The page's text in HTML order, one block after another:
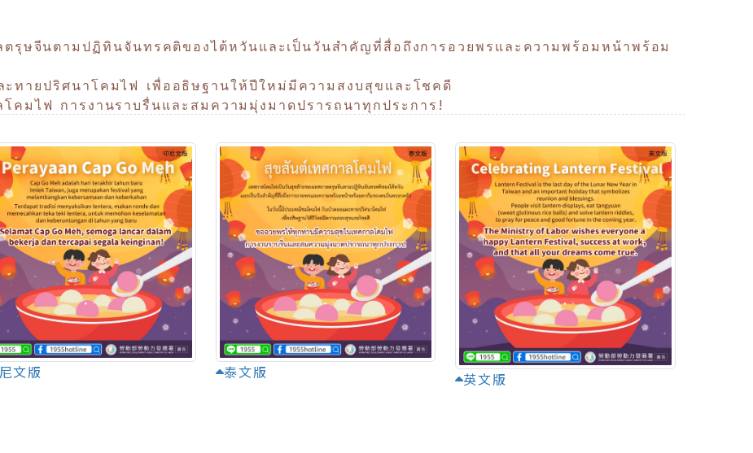
ตรุษจีนตามปฏิทินจันทรคติของไต้หวันและเป็นวันสำคัญที่สื่อถึงการอวยพรและความพร้อมหน้าพร้อม
ทายปริศนาโคมไฟ เพื่ออธิษฐานให้ปีใหม่มีความสงบสุขและโชคดี
คมไฟ การงานราบรื่นและสมความมุ่งมาดปรารถนาทุกประการ!
文版 泰文版 英文版